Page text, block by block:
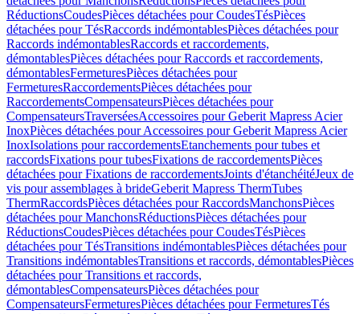
RéductionsCoudesPièces détachées pour CoudesTésPièces
détachées pour TésRaccords indémontablesPièces détachées pour
Raccords indémontablesRaccords et raccordements,
démontablesPièces détachées pour Raccords et raccordements,
démontablesFermeturesPièces détachées pour
FermeturesRaccordementsPièces détachées pour
RaccordementsCompensateursPièces détachées pour
CompensateursTraverséesAccessoires pour Geberit Mapress Acier
InoxPièces détachées pour Accessoires pour Geberit Mapress Acier
InoxIsolations pour raccordementsEtanchements pour tubes et
raccordsFixations pour tubesFixations de raccordementsPièces
détachées pour Fixations de raccordementsJoints d'étanchéitéJeux de
vis pour assemblages à brideGeberit Mapress ThermTubes
ThermRaccordsPièces détachées pour RaccordsManchonsPièces
détachées pour ManchonsRéductionsPièces détachées pour
RéductionsCoudesPièces détachées pour CoudesTésPièces
détachées pour TésTransitions indémontablesPièces détachées pour
Transitions indémontablesTransitions et raccords, démontablesPièces
détachées pour Transitions et raccords,
démontablesCompensateursPièces détachées pour
CompensateursFermeturesPièces détachées pour FermeturesTés